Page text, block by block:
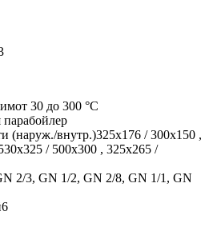
от 30 до 300 °С
парабойлер
(наруж./внутр.)325x176 / 300x150 ,
/ 500x300 , 325x265 /
2/3, GN 1/2, GN 2/8, GN 1/1, GN
6